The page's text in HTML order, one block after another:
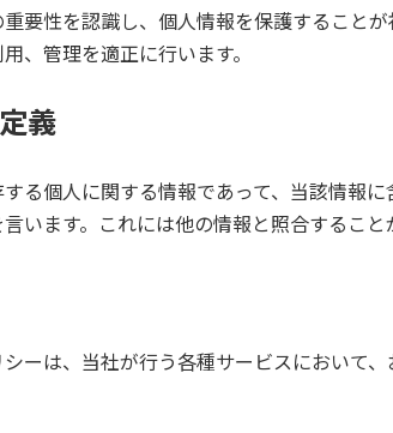
要性を認識し、個人情報を保護すること
、管理を適正に行います。
義
る個人に関する情報であって、当該情報
います。これには他の情報と照合するこ
ーは、当社が行う各種サービスにおいて